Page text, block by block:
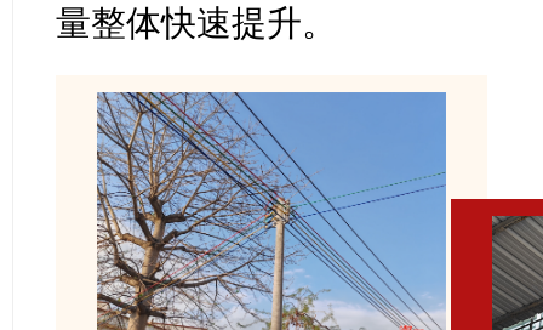
量整体快速提升。